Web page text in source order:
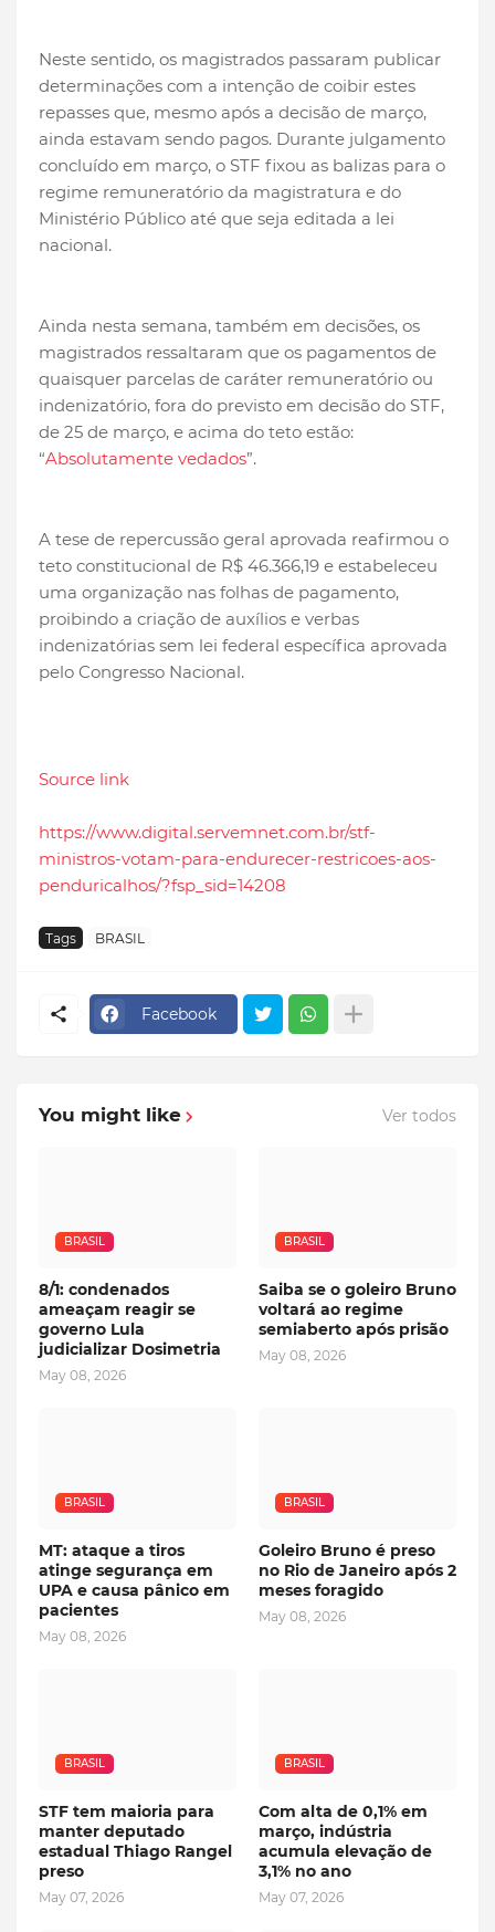
Neste sentido, os magistrados passaram publicar
determinações com a intenção de coibir estes
repasses que, mesmo após a decisão de março,
ainda estavam sendo pagos. Durante julgamento
concluído em março, o STF fixou as balizas para o
regime remuneratório da magistratura e do
Ministério Público até que seja editada a lei
nacional.
Ainda nesta semana, também em decisões, os
magistrados ressaltaram que os pagamentos de
quaisquer parcelas de caráter remuneratório ou
indenizatório, fora do previsto em decisão do STF,
de 25 de março, e acima do teto estão:
“Absolutamente vedados”.
A tese de repercussão geral aprovada reafirmou o
teto constitucional de R$ 46.366,19 e estabeleceu
uma organização nas folhas de pagamento,
proibindo a criação de auxílios e verbas
indenizatórias sem lei federal específica aprovada
pelo Congresso Nacional.
Source link
https://www.digital.servemnet.com.br/stf-
ministros-votam-para-endurecer-restricoes-aos-
penduricalhos/?fsp_sid=14208
Tags BRASIL
Facebook
You might like Ver todos
BRASIL
8/1: condenados
ameaçam reagir se
governo Lula
judicializar Dosimetria
May 08, 2026
BRASIL
Saiba se o goleiro Bruno
voltará ao regime
semiaberto após prisão
May 08, 2026
BRASIL
MT: ataque a tiros
atinge segurança em
UPA e causa pânico em
pacientes
May 08, 2026
BRASIL
Goleiro Bruno é preso
no Rio de Janeiro após 2
meses foragido
May 08, 2026
BRASIL
STF tem maioria para
manter deputado
estadual Thiago Rangel
preso
May 07, 2026
BRASIL
Com alta de 0,1% em
março, indústria
acumula elevação de
3,1% no ano
May 07, 2026